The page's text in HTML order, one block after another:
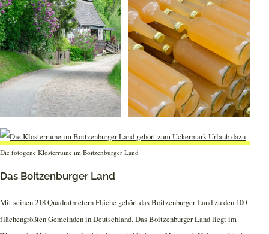
Die fotogene Klosterruine im Boitzenburger Land
Das Boitzenburger Land
Mit seinen 218 Quadratmetern Fläche gehört das Boitzenburger Land zu den 100
flächengrößten Gemeinden in Deutschland. Das Boitzenburger Land liegt im